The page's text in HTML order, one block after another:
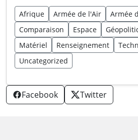
Afrique Armée de l'Air
Armée
Comparaison
Espace
Matériel
Renseignement
Uncategorized
Facebook Twitter